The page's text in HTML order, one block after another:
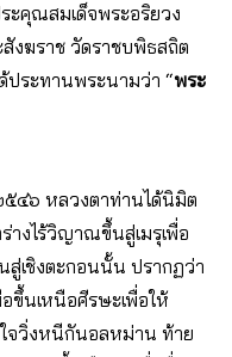
ะคุณสมเด็จพระอริยวง
งฆราช วัดราชบพิธสถิต
ประทานพระนามว่า “พระ
๔๖ หลวงตาท่านได้นิมิต
งไร้วิญาณขึ้นสู่เมรุเพื่อ
เชิงตะกอนนั้น ปรากฏว่า
ขึ้นเหนือศีรษะเพื่อให้
วิ่งหนีกันอลหม่าน ท้าย